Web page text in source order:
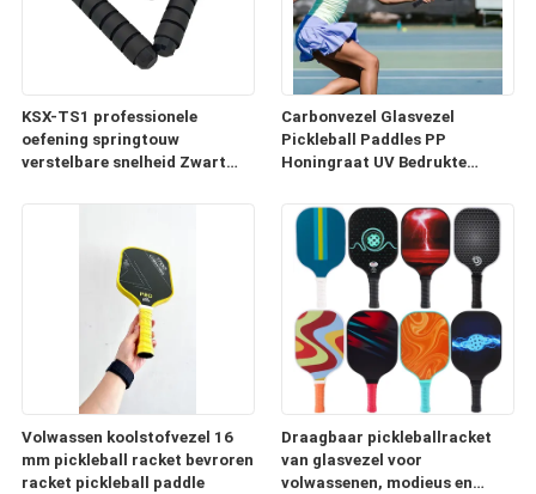
KSX-TS1 professionele
oefening springtouw
verstelbare snelheid Zwart
Carbonvezel Glasvezel
Pickleball Paddles PP
Honingraat UV Bedrukte
Volwassen koolstofvezel 16
mm pickleball racket bevroren
racket pickleball paddle
Draagbaar pickleballracket
van glasvezel voor
volwassenen, modieus en